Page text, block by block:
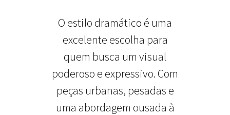
O estilo dramático é uma
excelente escolha para
quem busca um visual
poderoso e expressivo. Com
peças urbanas, pesadas e
uma abordagem ousada à